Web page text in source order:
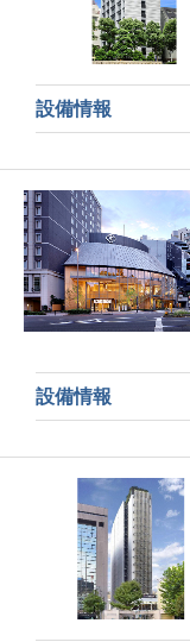
設備情報
設備情報